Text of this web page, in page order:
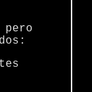
pero